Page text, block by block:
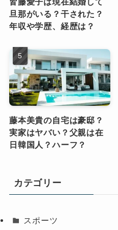
旦那がいる？干された？
年収や学歴、経歴は？
藤本美貴の自宅は豪邸？
実家はヤバい？父親は在
日韓国人？ハーフ？
カテゴリー
スポーツ